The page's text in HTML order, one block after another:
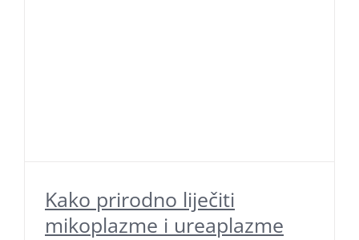
Kako prirodno liječiti
mikoplazme i ureaplazme